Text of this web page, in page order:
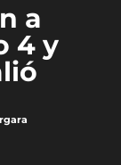
a
4 y